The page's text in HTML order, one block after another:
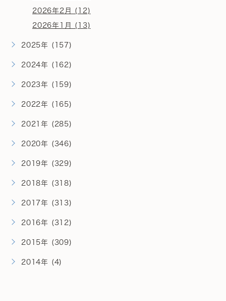
2026年2月 (12)
2026年1月 (13)
2025年 (157)
2024年 (162)
2023年 (159)
2022年 (165)
2021年 (285)
2020年 (346)
2019年 (329)
2018年 (318)
2017年 (313)
2016年 (312)
2015年 (309)
2014年 (4)